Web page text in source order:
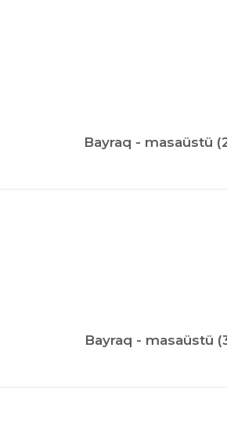
Bayraq - masaüstü
Bayraq - masaüstü